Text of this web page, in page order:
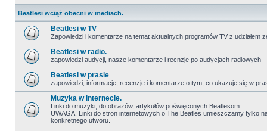
Beatlesi wciąż obecni w mediach.
Beatlesi w TV
Zapowiedzi i komentarze na temat aktualnych programów TV z udziałem
Beatlesi w radio.
zapowiedzi audycji, nasze komentarze i recnzje po audycjach radiowych
Beatlesi w prasie
zapowiedzi, informacje, recenzje i komentarze o tym, co ukazuje się w
Muzyka w internecie.
Linki do muzyki, do obrazów, artykułów poświęconych Beatlesom.
UWAGA! Linki do stron internetowych o The Beatles umieszczamy tylko
konkretnego utworu.